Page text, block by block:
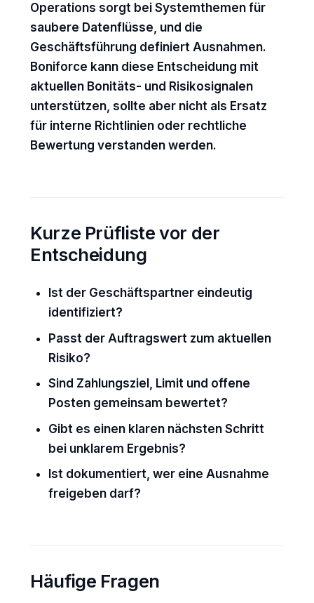
Operations sorgt bei Systemthemen für
saubere Datenflüsse, und die
Geschäftsführung definiert Ausnahmen.
Boniforce kann diese Entscheidung mit
aktuellen Bonitäts- und Risikosignalen
unterstützen, sollte aber nicht als Ersatz
für interne Richtlinien oder rechtliche
Bewertung verstanden werden.
Kurze Prüfliste vor der
Entscheidung
Ist der Geschäftspartner eindeutig
identifiziert?
Passt der Auftragswert zum aktuellen
Risiko?
Sind Zahlungsziel, Limit und offene
Posten gemeinsam bewertet?
Gibt es einen klaren nächsten Schritt
bei unklarem Ergebnis?
Ist dokumentiert, wer eine Ausnahme
freigeben darf?
Häufige Fragen